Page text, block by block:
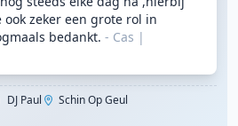
zeker een grote rol in
bedankt. - Cas |
DJ Paul
Schin Op Geul